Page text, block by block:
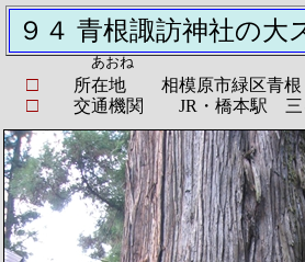
９４ 青根諏訪神社の大
あおね
□ 所在地 相模原市緑区
□ 交通機関 JR・橋本駅 三ヶ